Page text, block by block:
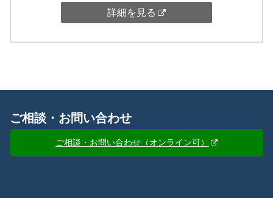
詳細を見る
ご相談・お問い合わせ
ご相談・お問い合わせ（オンライン可）